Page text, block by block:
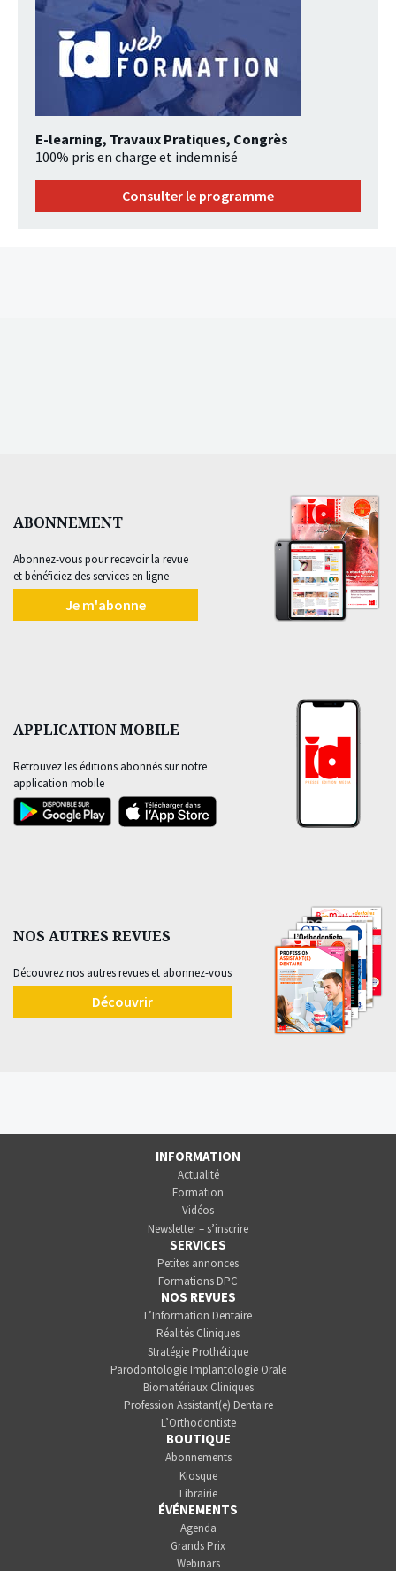
E-learning, Travaux Pratiques, Congrès
100% pris en charge et indemnisé
Consulter le programme
ABONNEMENT
Abonnez-vous pour recevoir la revue
et bénéficiez des services en ligne
Je m'abonne
APPLICATION MOBILE
Retrouvez les éditions abonnés sur notre
application mobile
NOS AUTRES REVUES
Découvrez nos autres revues et abonnez-vous
Découvrir
INFORMATION
Actualité
Formation
Vidéos
Newsletter – s’inscrire
SERVICES
Petites annonces
Formations DPC
NOS REVUES
L’Information Dentaire
Réalités Cliniques
Stratégie Prothétique
Parodontologie Implantologie Orale
Biomatériaux Cliniques
Profession Assistant(e) Dentaire
L’Orthodontiste
BOUTIQUE
Abonnements
Kiosque
Librairie
ÉVÉNEMENTS
Agenda
Grands Prix
Webinars